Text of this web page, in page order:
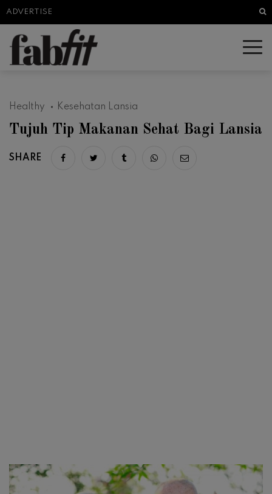
ADVERTISE
Healthy Kesehatan Lansia
Tujuh Tip Makanan Sehat Bagi Lansia
SHARE Share on facebook
Share on twitter
Share on tumblr
Share via whatsapp
Share via email